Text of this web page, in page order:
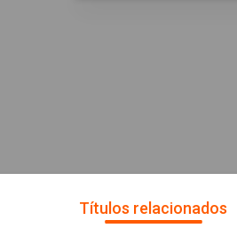
Títulos relacionados